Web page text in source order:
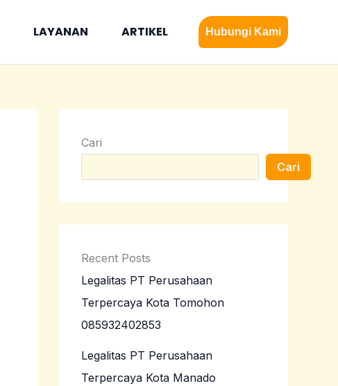
LAYANAN ARTIKEL Hubungi Kami
Cari
Cari
Recent Posts
Legalitas PT Perusahaan
Terpercaya Kota Tomohon
085932402853
Legalitas PT Perusahaan
Terpercaya Kota Manado